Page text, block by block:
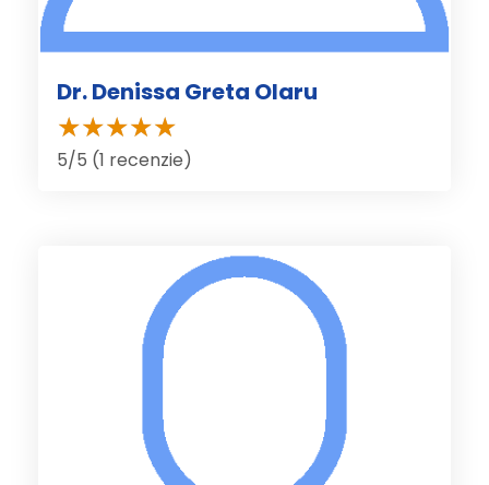
Dr. Denissa Greta Olaru
5/5 (1 recenzie)